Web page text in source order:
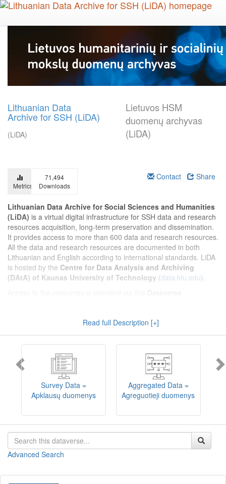
Skip
main
Lithuanian Data
Archive for SSH (LiDA)
(LiDA)
Lietuvos HSM
duomenų archyvas
(LiDA)
Metrics
71,494
Downloads
Contact Share
Lithuanian Data Archive for Social Sciences and Humanities
(LiDA) is a virtual digital infrastructure for SSH data and research
resources acquisition, long-term preservation and dissemination.
It provides access to more than 600 data and research resources.
All the data and research resources are documented in both
Lithuanian and English according to international standards. LiDA
is hosted by the Centre for Data Analysis and Archiving
(DAtA) of Kaunas University of Technology (data.ktu.edu).
implemented). LiDA curates different types of resources and they
are published into catalogues according to the type:Survey Data,
Interview Data,Aggregated Data
(including Historical Statistics),
, andEncoded Data
(including News Media Studies).
Also, LiDA holds collections of data produced in large national
projets (
Large Project Data
) as well as social sciences and
humanities data deposited by Lithuanian science and higher
education institutions and Lithuanian governmental institutions
Depositors interested in deposit of their data into the LiDA
Lietuvos humanitarinių ir socialinių mokslų duomenų
Read full Description [+]
Survey Data =
Apklausų duomenys
Aggregated Data =
Agreguotieji duomenys
Advanced Search